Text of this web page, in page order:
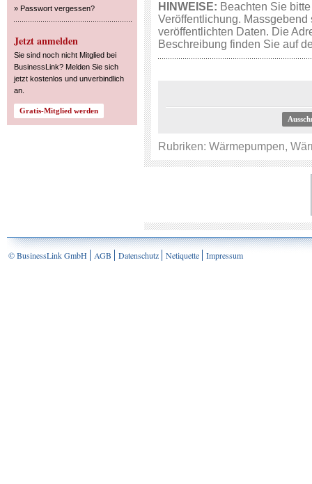
» Passwort vergessen?
Jetzt anmelden
Sie sind noch nicht Mitglied bei
BusinessLink? Melden Sie sich
jetzt kostenlos und unverbindlich
an.
HINWEISE: Beachten Sie
Veröffentlichung.
veröffentlichten Daten. Die
Beschreibung finden Sie auf
Rubriken: Wärmepumpen,
© BusinessLink GmbH AGB Datenschutz Netiquette Impressum